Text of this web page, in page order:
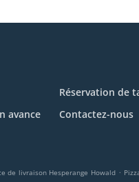
Réservation de
avance
Contactez-nous
de livraison Hesperange Howald .